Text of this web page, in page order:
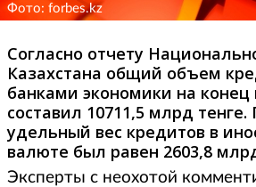
Фото: forbes.kz
Согласно отчету
Казахстана общий объем
банками экономики на конец
составил 10711,5 млрд
удельный вес кредитов в
валюте был равен 2603,8
Эксперты с неохотой